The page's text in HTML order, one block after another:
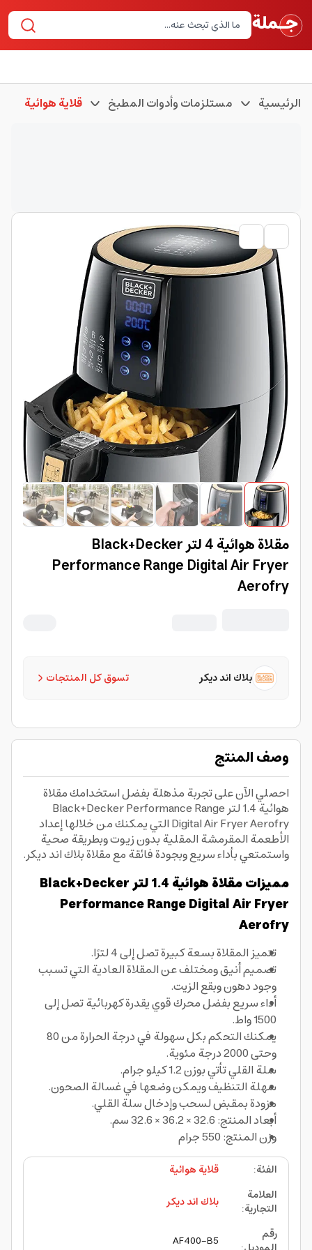
الرئيسية مستلزمات وأدوات المطبخ قلاية هوائية
مقلاة هوائية 4 لتر Black+Decker
Performance Range Digital Air Fryer
Aerofry
تسوق كل المنتجات بلاك اند ديكر
وصف المنتج
احصلي الآن على تجربة مذهلة بفضل استخدامك مقلاة
هوائية 1.4 لتر Black+Decker Performance Range
Digital Air Fryer Aerofry التي يمكنك من خلالها إعداد
الأطعمة المقرمشة المقلية بدون زيوت وبطريقة صحية
واستمتعي بأداء سريع وبجودة فائقة مع مقلاة بلاك اند ديكر.
مميزات مقلاة هوائية 1.4 لتر Black+Decker
Performance Range Digital Air Fryer
Aerofry
تتميز المقلاة بسعة كبيرة تصل إلى 4 لترًا.
تصميم أنيق ومختلف عن المقلاة العادية التي تسبب
وجود دهون وبقع الزيت.
أداء سريع بفضل محرك قوي يقدرة كهربائية تصل إلى
1500 واط.
يمكنك التحكم بكل سهولة في درجة الحرارة من 80
وحتى 2000 درجة مئوية.
سلة القلي تأتي بوزن 1.2 كيلو جرام.
سهلة التنظيف ويمكن وضعها في غسالة الصحون.
مزودة بمقبض لسحب وإدخال سلة القلي.
أبعاد المنتج: 32.6 × 36.2 × 32.6 سم.
وزن المنتج: 550 جرام
الفئة:
قلاية هوائية
العلامة
التجارية:
بلاك اند ديكر
رقم
AF400-B5